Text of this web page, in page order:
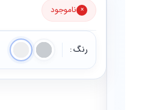
ناموجود
رنگ